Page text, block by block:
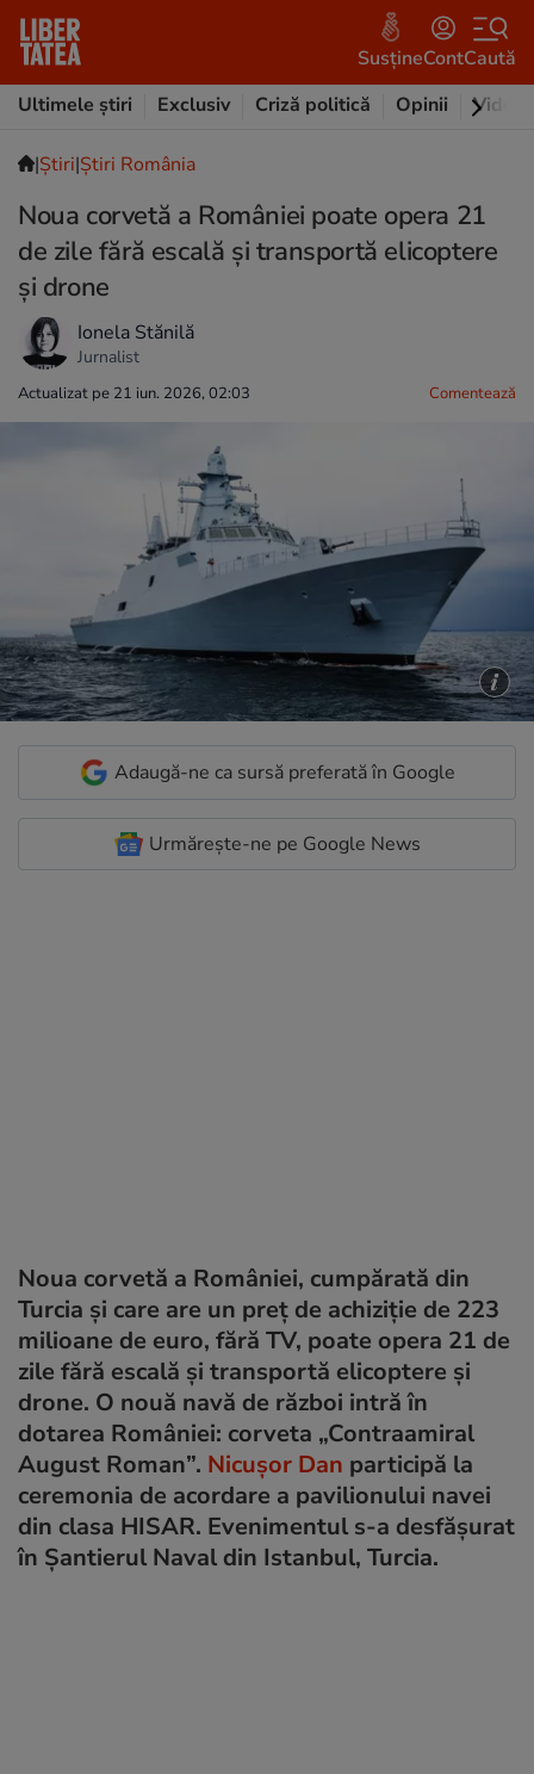
SusțineContCaută
Ultimele știri
Exclusiv Criză politică Opinii Video
|Ştiri|Știri România
Noua corvetă a României poate opera 21
de zile fără escală și transportă elicoptere
și drone
Ionela Stănilă
Jurnalist
Actualizat pe 21 iun. 2026, 02:03 Comentează
Adaugă-ne ca sursă preferată în Google
Urmărește-ne pe Google News
Noua corvetă a României, cumpărată din
Turcia și care are un preț de achiziție de 223
milioane de euro, fără TV, poate opera 21 de
zile fără escală și transportă elicoptere și
drone. O nouă navă de război intră în
dotarea României: corveta „Contraamiral
August Roman”. Nicușor Dan participă la
ceremonia de acordare a pavilionului navei
din clasa HISAR. Evenimentul s-a desfășurat
în Șantierul Naval din Istanbul, Turcia.